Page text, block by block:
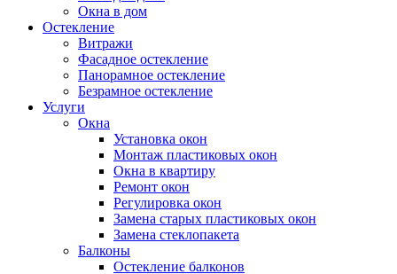
Окна в дом
Остекление
Витражи
Фасадное остекление
Панорамное остекление
Безрамное остекление
Услуги
Окна
Установка окон
Монтаж пластиковых окон
Окна в квартиру
Ремонт окон
Регулировка окон
Замена старых пластиковых окон
Замена стеклопакета
Балконы
Остекление балконов